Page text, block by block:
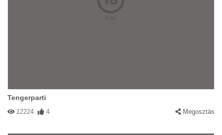
Tengerparti
12224 4 Megosztás